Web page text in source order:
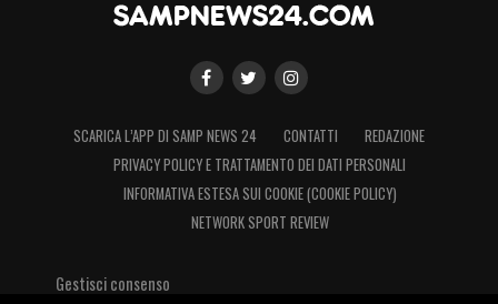
Sassuolo
SCARICA L’APP DI SAMP NEWS 24 CONTATTI
REDAZIONE
PRIVACY POLICY E TRATTAMENTO DEI DATI PERSONALI
INFORMATIVA ESTESA SUI COOKIE (COOKIE POLICY)
NETWORK SPORT REVIEW
Gestisci consenso